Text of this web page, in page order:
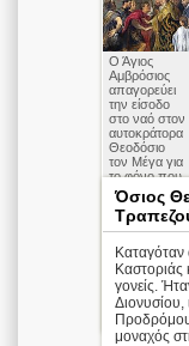
Ο Άγιος
Αμβρόσιος
απαγορεύει
την είσοδο
στο ναό στον
αυτοκράτορα
Θεοδόσιο
τον Μέγα για
το φόνο που
διέπραξε
στον
Ιππόδρομο
Θεσσαλονίκ
ης
Απολυτίκιο
Όσιος
Καστοριάς
γονείς.
Διονυσίου,
μοναχός